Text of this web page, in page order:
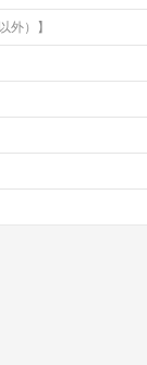
外）】